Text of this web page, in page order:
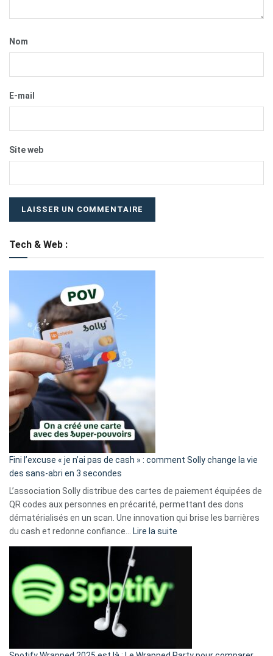
Nom
E-mail
Site web
Tech & Web :
Fini l’excuse « je n’ai pas de cash » : comment Solly change la vie
des sans-abri en 3 secondes
L’association Solly distribue des cartes de paiement équipées de
QR codes aux personnes en précarité, permettant des dons
dématérialisés en un scan. Une innovation qui brise les barrières
du cash et redonne confiance… Lire la suite
Fini
»